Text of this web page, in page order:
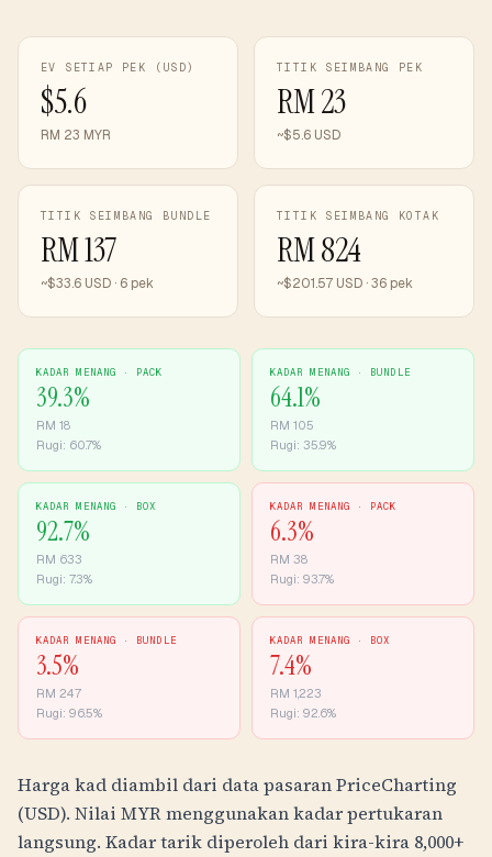
EV SETIAP PEK (USD)
$5.6
RM 23 MYR
TITIK SEIMBANG PEK
RM 23
~$5.6 USD
TITIK SEIMBANG BUNDLE
RM 137
~$33.6 USD · 6 pek
TITIK SEIMBANG KOTAK
RM 824
~$201.57 USD · 36 pek
KADAR MENANG · PACK
39.3%
RM 18
Rugi: 60.7%
KADAR MENANG · BUNDLE
64.1%
RM 105
Rugi: 35.9%
KADAR MENANG · BOX
92.7%
RM 633
Rugi: 7.3%
KADAR MENANG · PACK
6.3%
RM 38
Rugi: 93.7%
KADAR MENANG · BUNDLE
3.5%
RM 247
Rugi: 96.5%
KADAR MENANG · BOX
7.4%
RM 1,223
Rugi: 92.6%
Harga kad diambil dari data pasaran PriceCharting
(USD). Nilai MYRmenggunakan kadar pertukaran
langsung. Kadar tarik diperoleh dari kira-kira 8,000+